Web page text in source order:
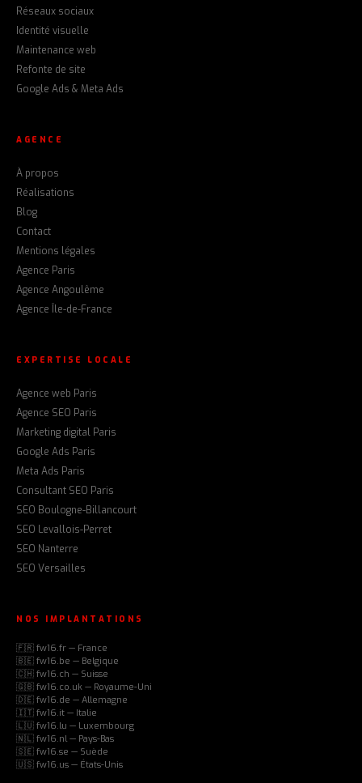
Réseaux sociaux
Identité visuelle
Maintenance web
Refonte de site
Google Ads & Meta Ads
AGENCE
À propos
Réalisations
Blog
Contact
Mentions légales
Agence Paris
Agence Angoulême
Agence Île-de-France
EXPERTISE LOCALE
Agence web Paris
Agence SEO Paris
Marketing digital Paris
Google Ads Paris
Meta Ads Paris
Consultant SEO Paris
SEO Boulogne-Billancourt
SEO Levallois-Perret
SEO Nanterre
SEO Versailles
NOS IMPLANTATIONS
🇫🇷 fw16.fr — France
🇧🇪 fw16.be — Belgique
🇨🇭 fw16.ch — Suisse
🇬🇧 fw16.co.uk — Royaume-Uni
🇩🇪 fw16.de — Allemagne
🇮🇹 fw16.it — Italie
🇱🇺 fw16.lu — Luxembourg
🇳🇱 fw16.nl — Pays-Bas
🇸🇪 fw16.se — Suède
🇺🇸 fw16.us — États-Unis